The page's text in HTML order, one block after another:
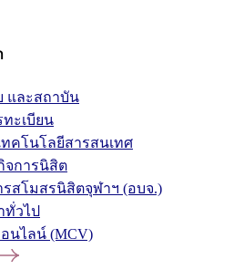
และสถาบัน
ะเบียน
คโนโลยีสารสนเทศ
จการนิสิต
สโมสรนิสิตจุฬาฯ (อบจ.)
ทั่วไป
นไลน์ (MCV)